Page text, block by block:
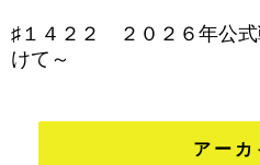
♯１４２２ ２０２６年公
けて～
アーカ